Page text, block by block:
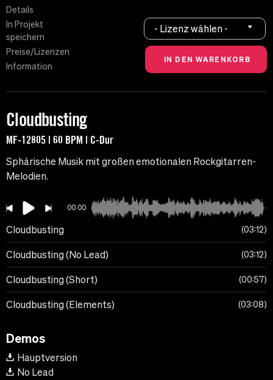
Details
In Projekt
speichern
Preise/Lizenzen
Information
- Lizenz wählen -
Cloudbusting
MF-12805 | 60 BPM | C-Dur
Sphärische Musik mit großen emotionalen Rockgitarren-
Melodien.
00:00
Cloudbusting 03:12
Cloudbusting (No Lead) 03:12
Cloudbusting (Short) 00:57
Cloudbusting (Elements) 03:08
Demos
Hauptversion
No Lead